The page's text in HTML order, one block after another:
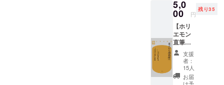
ホリエ
モン祭
in Cebu
実行委
員によ
る、心
のこ
もっ
た、手
書きの
お礼状
5,0
00 円
残り35
【ホリ
エモン
直筆の
サイン
本】 ホ
リエモ
ンの最
新出版
支援
者：
15人
お届